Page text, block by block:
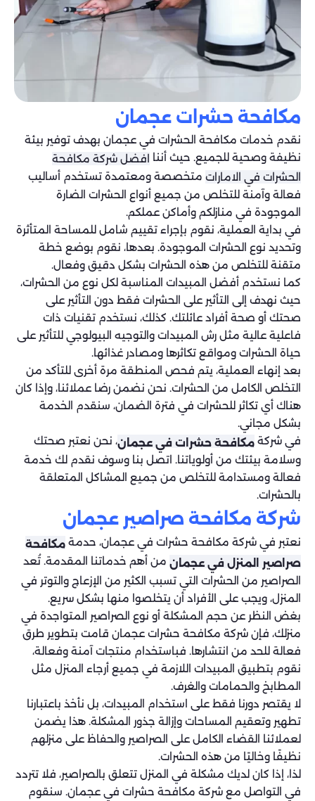
مكافحة حشرات عجمان
نقدم خدمات مكافحة الحشرات في عجمان بهدف توفير بيئة
نظيفة وصحية للجميع. حيث أننا افضل شركة مكافحة
الحشرات في الامارات متخصصة ومعتمدة تستخدم أساليب
فعالة وآمنة للتخلص من جميع أنواع الحشرات الضارة
الموجودة في منازلكم وأماكن عملكم.
في بداية العملية، نقوم بإجراء تقييم شامل للمساحة المتأثرة
وتحديد نوع الحشرات الموجودة. بعدها، نقوم بوضع خطة
متقنة للتخلص من هذه الحشرات بشكل دقيق وفعال.
كما نستخدم أفضل المبيدات المناسبة لكل نوع من الحشرات،
حيث نهدف إلى التأثير على الحشرات فقط دون التأثير على
صحتك أو صحة أفراد عائلتك. كذلك، نستخدم تقنيات ذات
فاعلية عالية مثل رش المبيدات والتوجيه البيولوجي للتأثير على
حياة الحشرات ومواقع تكاثرها ومصادر غذائها.
بعد إنهاء العملية، يتم فحص المنطقة مرة أخرى للتأكد من
التخلص الكامل من الحشرات. نحن نضمن رضا عملائنا، وإذا كان
هناك أي تكاثر للحشرات في فترة الضمان، سنقدم الخدمة
بشكل مجاني.
في شركة مكافحة حشرات في عجمان، نحن نعتبر صحتك
وسلامة بيئتك من أولوياتنا. اتصل بنا وسوف نقدم لك خدمة
فعالة ومستدامة للتخلص من جميع المشاكل المتعلقة
بالحشرات.
شركة مكافحة صراصير عجمان
نعتبر في شركة مكافحة حشرات في عجمان، حدمة مكافحة
صراصير المنزل في عجمان من أهم خدماتنا المقدمة. تُعد
الصراصير من الحشرات التي تسبب الكثير من الإزعاج والتوتر في
المنزل، ويجب على الأفراد أن يتخلصوا منها بشكل سريع.
بغض النظر عن حجم المشكلة أو نوع الصراصير المتواجدة في
منزلك، فإن شركة مكافحة حشرات عجمان قامت بتطوير طرق
فعالة للحد من انتشارها. فباستخدام منتجات آمنة وفعالة،
نقوم بتطبيق المبيدات اللازمة في جميع أرجاء المنزل مثل
المطابخ والحمامات والغرف.
لا يقتصر دورنا فقط على استخدام المبيدات، بل نأخذ باعتبارنا
تطهير وتعقيم المساحات وإزالة جذور المشكلة. هذا يضمن
لعملائنا القضاء الكامل على الصراصير والحفاظ على منزلهم
نظيفًا وخاليًا من هذه الحشرات.
لذا، إذا كان لديك مشكلة في المنزل تتعلق بالصراصير، فلا تتردد
في التواصل مع شركة مكافحة حشرات في عجمان. سنقوم